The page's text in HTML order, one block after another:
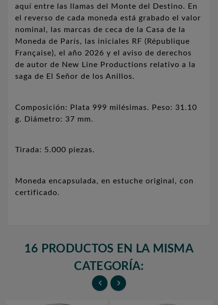
aquí entre las llamas del Monte del Destino.
En
el reverso de cada moneda está grabado el valor
nominal, las marcas de ceca de la Casa de la
Moneda de París, las iniciales RF (République
Française), el año 2026 y el aviso de derechos
de autor de New Line Productions relativo a la
saga de El Señor de los Anillos.
Composición: Plata 999 milésimas. Peso: 31.10
g. Diámetro: 37 mm.
Tirada: 5.000 piezas.
Moneda encapsulada, en estuche original, con
certificado.
16 PRODUCTOS EN LA MISMA
CATEGORÍA:
 